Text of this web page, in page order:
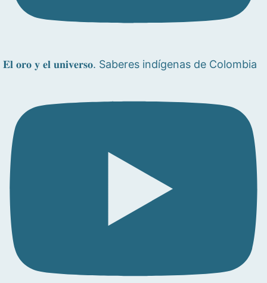
𝐄𝐥 𝐨𝐫𝐨 𝐲 𝐞𝐥 𝐮𝐧𝐢𝐯𝐞𝐫𝐬𝐨. Saberes indígenas de Colombia